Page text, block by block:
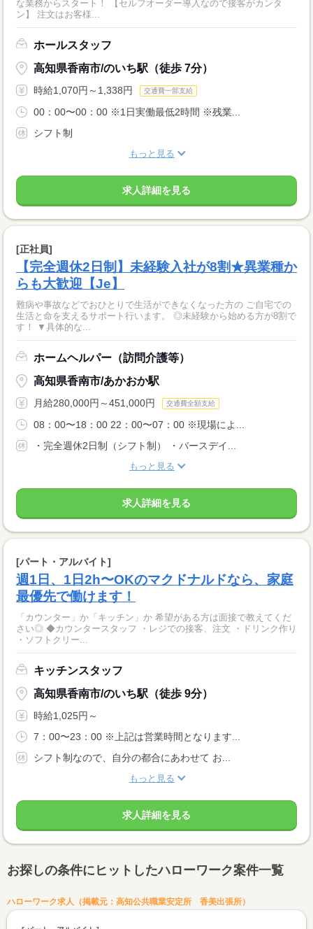
な業務からスタート！ 【セルフオーダー導入なので接客がカンタ
ン】 注文はお客様...
ホールスタッフ
高知県香南市/のいち駅（徒歩 7分）
時給1,070円～1,338円 交通費一部支給
00：00〜00：00 ※1日実働最低2時間 ※残業...
シフト制
もっと見る
求人詳細を見る
[正社員]
【完全週休2日制】未経験入社が8割★異業種か
らも大歓迎【Je】
難病や事故などでおひとりで生活ができなくなった方の ご自宅での
生活と命を支えるサポート行います。 ◎未経験から始める方が8割で
す！ ▼具体的な...
ホームヘルパー（訪問介護等）
高知県香南市/あかおか駅
月給280,000円～451,000円 交通費全額支給
08：00〜18：00 22：00〜07：00 ※現場によ...
・完全週休2日制（シフト制） ・バースデイ...
もっと見る
求人詳細を見る
[パート・アルバイト]
週1日、1日2h〜OKのマクドナルドなら、家庭
最優先で働けます！
「カウンター」か「キッチン」か 希望がある方は面接で教えてくだ
さい◎ ◆カウンタースタッフ ・レジでの接客、注文 ・ドリンク作り
・ソフトクリー...
キッチンスタッフ
高知県香南市/のいち駅（徒歩 9分）
時給1,025円～
7：00〜23：00 ※上記は営業時間となります...
シフト制なので、自分の都合にあわせて お...
もっと見る
求人詳細を見る
お探しの条件にヒットしたハローワーク案件一覧
ハローワーク求人（掲載元：高知公共職業安定所 香美出張所）